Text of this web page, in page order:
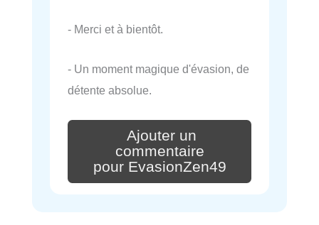
- Merci et à bientôt.
- Un moment magique d'évasion, de
détente absolue.
Ajouter un
commentaire
pour EvasionZen49